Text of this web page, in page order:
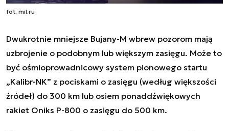
fot. mil.ru
Dwukrotnie mniejsze Bujany-M wbrew pozorom mają
uzbrojenie o podobnym lub większym zasięgu. Może to
być ośmioprowadnicowy system pionowego startu
„Kalibr-NK” z pociskami o zasięgu (według większości
źródeł) do 300 km lub osiem ponaddźwiękowych
rakiet Oniks P-800 o zasięgu do 500 km.